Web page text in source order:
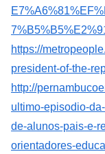
https://
president-of-the-
http://
ultimo-episodio-
de-alunos-pais-e-
orientadores-